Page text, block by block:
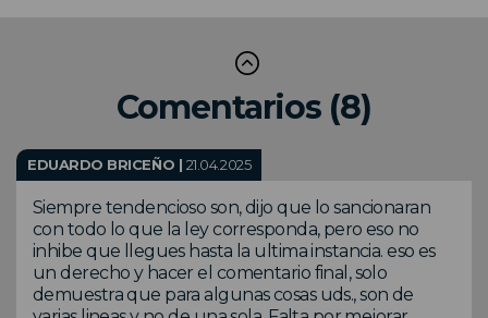
Comentarios (8)
EDUARDO BRICEÑO | 21.04.2025
Siempre tendencioso son, dijo que lo sancionaran
con todo lo que la ley corresponda, pero eso no
inhibe que llegues hasta la ultima instancia. eso es
un derecho y hacer el comentario final, solo
demuestra que para algunas cosas uds., son de